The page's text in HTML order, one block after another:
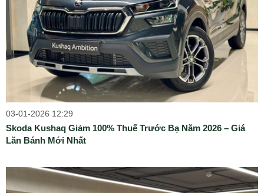
03-01-2026 12:29
Skoda Kushaq Giảm 100% Thuế Trước Bạ Năm 2026 – Giá
Lăn Bánh Mới Nhất